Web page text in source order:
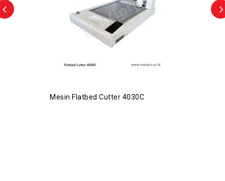
Mesin Flatbed Cutter 4030C